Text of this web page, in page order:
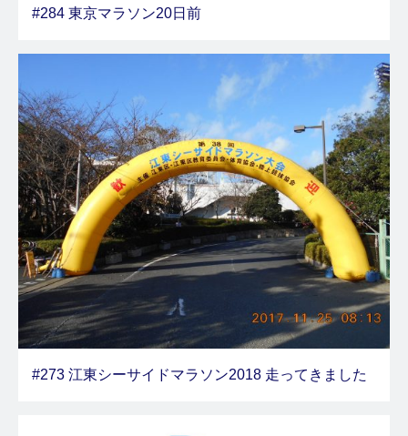
#284 東京マラソン20日前
#273 江東シーサイドマラソン2018 走ってきました